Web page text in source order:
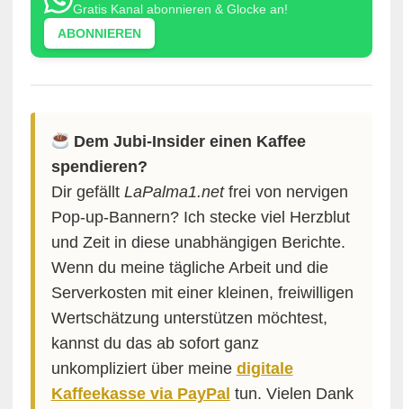
Gratis Kanal abonnieren & Glocke an!
ABONNIEREN
Dem Jubi-Insider einen Kaffee
spendieren?
Dir gefällt LaPalma1.netfrei von nervigen
Pop-up-Bannern? Ich stecke viel Herzblut
und Zeit in diese unabhängigen Berichte.
Wenn du meine tägliche Arbeit und die
Serverkosten mit einer kleinen, freiwilligen
Wertschätzung unterstützen möchtest,
kannst du das ab sofort ganz
unkompliziert über meine digitale
Kaffeekasse via PayPal tun. Vielen Dank